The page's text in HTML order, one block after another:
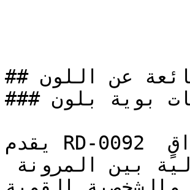
## أسئلة شائعة عن اللون
### ما هي تفاصيل ومواصفات بوية بلون RD-0092؟
يقدم RD-0092 الثقل البصري لخيار طلاء جريء ولكنه راقٍ